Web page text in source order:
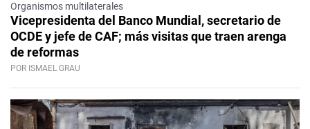
Organismos multilaterales
Vicepresidenta del Banco Mundial, secretario de
OCDE y jefe de CAF; más visitas que traen arenga
de reformas
POR ISMAEL GRAU